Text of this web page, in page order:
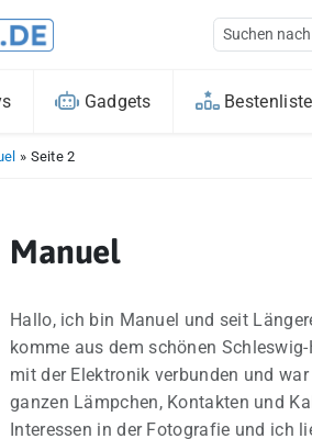
Gadgets
» Seite 2
Manuel
Hallo, ich bin Manuel und seit
komme aus dem schönen
mit der Elektronik verbunden und
ganzen Lämpchen, Kontakten und
Interessen in der Fotografie und ich